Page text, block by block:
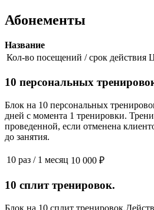
Абонементы
Название
Кол-во посещений / срок действия
10 персональных
Блок на 10 персональных
дней с момента 1 тренировки.
проведенной, если отменена
до занятия.
10 раз / 1 месяц 10 000 ₽
10 сплит тренировок.
Блок на 10 сплит